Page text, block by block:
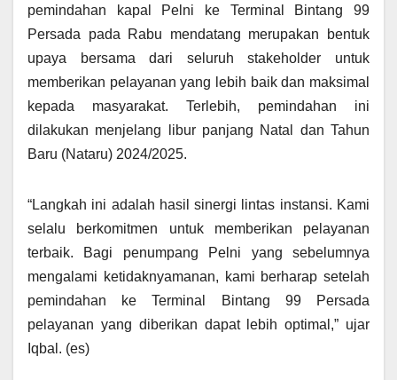
pemindahan kapal Pelni ke Terminal Bintang 99
Persada pada Rabu mendatang merupakan bentuk
upaya bersama dari seluruh stakeholder untuk
memberikan pelayanan yang lebih baik dan maksimal
kepada masyarakat. Terlebih, pemindahan ini
dilakukan menjelang libur panjang Natal dan Tahun
Baru (Nataru) 2024/2025.
“Langkah ini adalah hasil sinergi lintas instansi. Kami
selalu berkomitmen untuk memberikan pelayanan
terbaik. Bagi penumpang Pelni yang sebelumnya
mengalami ketidaknyamanan, kami berharap setelah
pemindahan ke Terminal Bintang 99 Persada
pelayanan yang diberikan dapat lebih optimal,” ujar
Iqbal. (es)